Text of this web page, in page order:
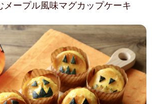
メープル風味マグカップケーキ